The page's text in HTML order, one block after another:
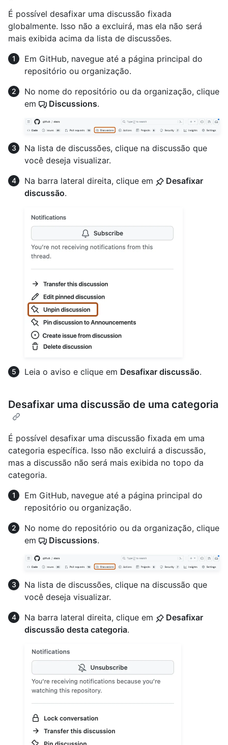
É possível desafixar uma discussão fixada
globalmente. Isso não a excluirá, mas ela não será
mais exibida acima da lista de discussões.
Em GitHub, navegue até a página principal do
repositório ou organização.
No nome do repositório ou da organização, clique
em
Discussions.
Na lista de discussões, clique na discussão que
você deseja visualizar.
Na barra lateral direita, clique em
Desafixar
discussão.
Leia o aviso e clique em Desafixar discussão.
Desafixar uma discussão de uma categoria
É possível desafixar uma discussão fixada em uma
categoria específica. Isso não excluirá a discussão,
mas a discussão não será mais exibida no topo da
categoria.
Em GitHub, navegue até a página principal do
repositório ou organização.
No nome do repositório ou da organização, clique
em
Discussions.
Na lista de discussões, clique na discussão que
você deseja visualizar.
Na barra lateral direita, clique em
Desafixar
discussão desta categoria.